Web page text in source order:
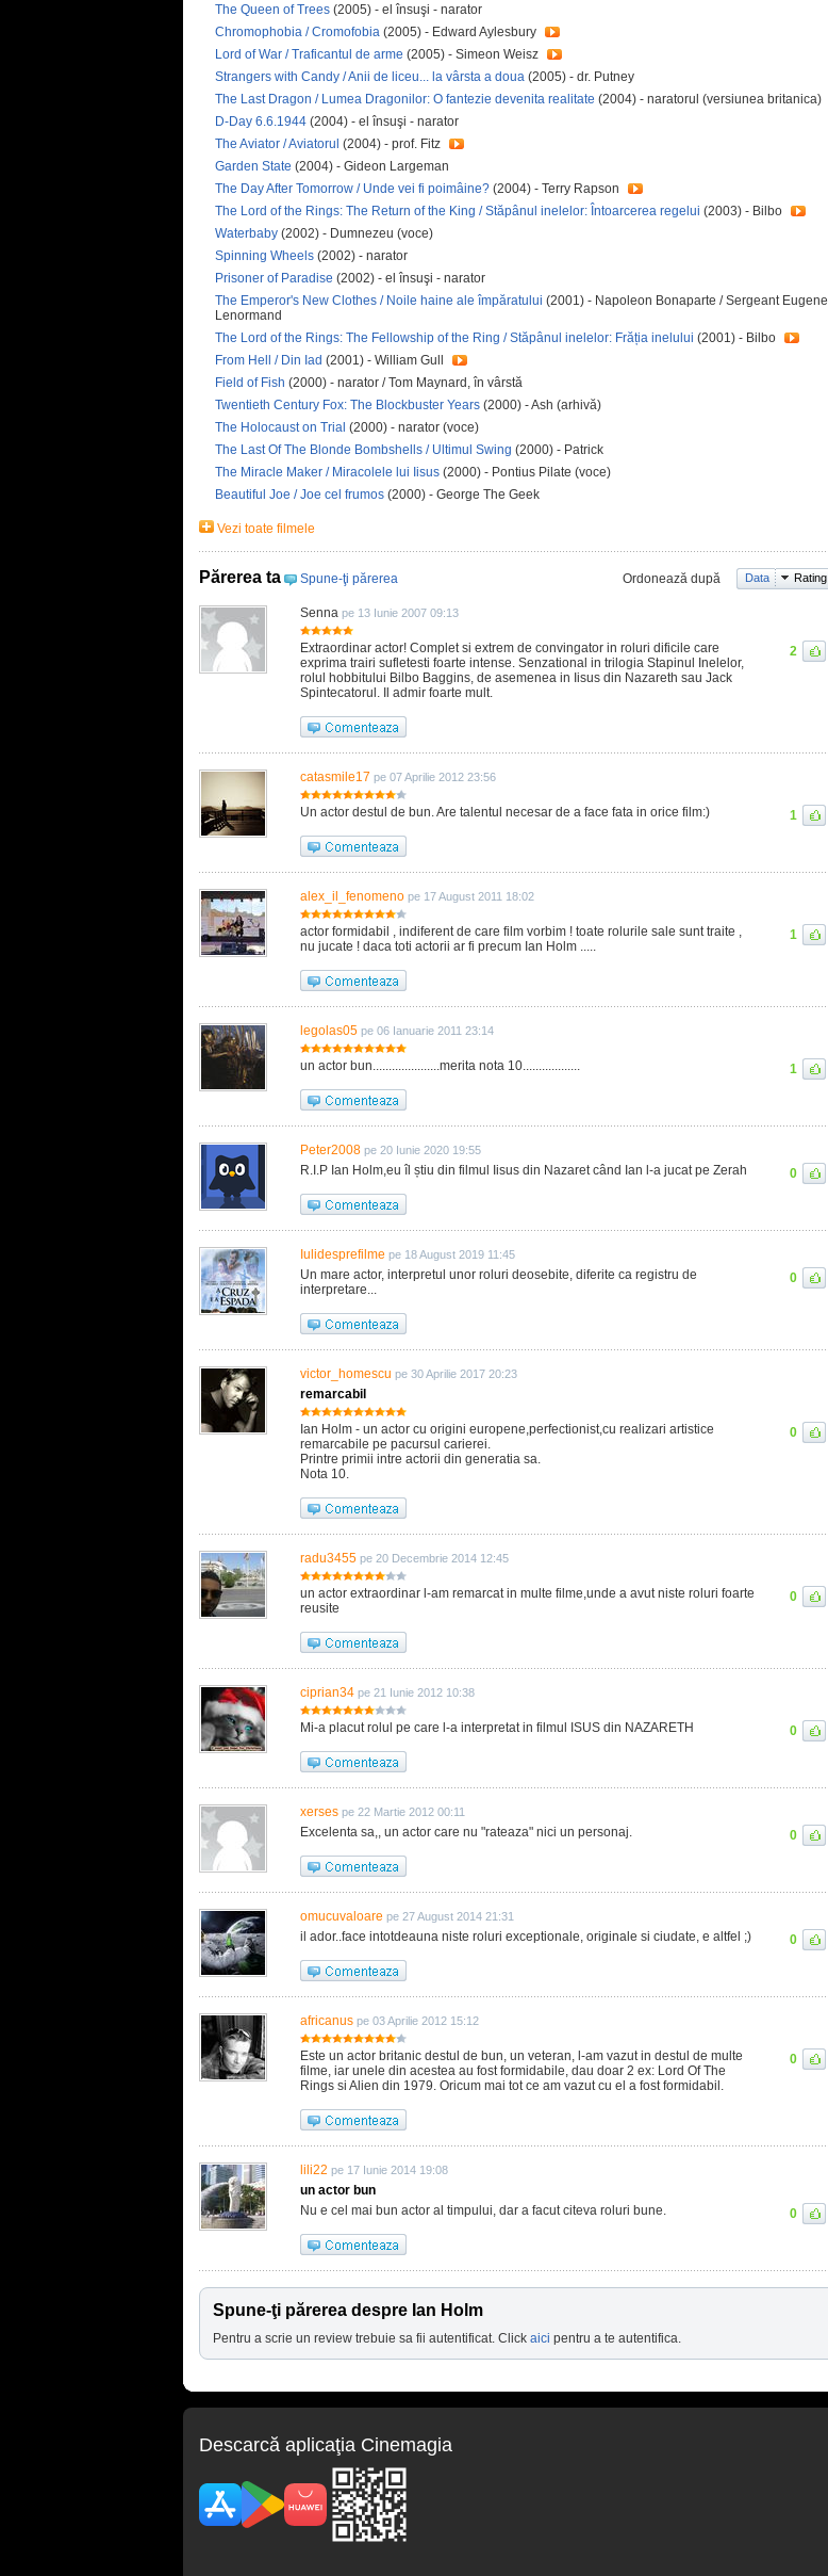
The Queen of Trees (2005) - el însuşi - narator
Chromophobia / Cromofobia (2005) - Edward Aylesbury
Lord of War / Traficantul de arme (2005) - Simeon Weisz
Strangers with Candy / Anii de liceu... la vârsta a doua (2005) - dr. Putney
The Last Dragon / Lumea Dragonilor: O fantezie devenita realitate (2004) - naratorul (versiunea britanica)
D-Day 6.6.1944 (2004) - el însuşi - narator
The Aviator / Aviatorul (2004) - prof. Fitz
Garden State (2004) - Gideon Largeman
The Day After Tomorrow / Unde vei fi poimâine? (2004) - Terry Rapson
The Lord of the Rings: The Return of the King / Stăpânul inelelor: Întoarcerea regelui (2003) - Bilbo
Waterbaby (2002) - Dumnezeu (voce)
Spinning Wheels (2002) - narator
Prisoner of Paradise (2002) - el însuşi - narator
The Emperor's New Clothes / Noile haine ale împăratului (2001) - Napoleon Bonaparte / Sergeant Eugene
Lenormand
The Lord of the Rings: The Fellowship of the Ring / Stăpânul inelelor: Frăția inelului (2001) - Bilbo
From Hell / Din Iad (2001) - William Gull
Field of Fish (2000) - narator / Tom Maynard, în vârstă
Twentieth Century Fox: The Blockbuster Years (2000) - Ash (arhivă)
The Holocaust on Trial (2000) - narator (voce)
The Last Of The Blonde Bombshells / Ultimul Swing (2000) - Patrick
The Miracle Maker / Miracolele lui Iisus (2000) - Pontius Pilate (voce)
Beautiful Joe / Joe cel frumos (2000) - George The Geek
Vezi toate filmele
Părerea ta Spune-ţi părerea Ordonează după Data Rating
Senna pe 13 Iunie 2007 09:13
Extraordinar actor! Complet si extrem de convingator in roluri dificile care
exprima trairi sufletesti foarte intense. Senzational in trilogia Stapinul Inelelor,
rolul hobbitului Bilbo Baggins, de asemenea in Iisus din Nazareth sau Jack
Spintecatorul. Il admir foarte mult.
2
catasmile17 pe 07 Aprilie 2012 23:56
Un actor destul de bun. Are talentul necesar de a face fata in orice film:) 1
alex_il_fenomeno pe 17 August 2011 18:02
actor formidabil , indiferent de care film vorbim ! toate rolurile sale sunt traite ,
nu jucate ! daca toti actorii ar fi precum Ian Holm .....
1
legolas05 pe 06 Ianuarie 2011 23:14
un actor bun.....................merita nota 10.................. 1
Peter2008 pe 20 Iunie 2020 19:55
R.I.P Ian Holm,eu îl știu din filmul Iisus din Nazaret când Ian l-a jucat pe Zerah 0
Iulidesprefilme pe 18 August 2019 11:45
Un mare actor, interpretul unor roluri deosebite, diferite ca registru de
interpretare...
0
victor_homescu pe 30 Aprilie 2017 20:23
remarcabil
Ian Holm - un actor cu origini europene,perfectionist,cu realizari artistice
remarcabile pe pacursul carierei.
Printre primii intre actorii din generatia sa.
Nota 10.
0
radu3455 pe 20 Decembrie 2014 12:45
un actor extraordinar l-am remarcat in multe filme,unde a avut niste roluri foarte
reusite
0
ciprian34 pe 21 Iunie 2012 10:38
Mi-a placut rolul pe care l-a interpretat in filmul ISUS din NAZARETH 0
xerses pe 22 Martie 2012 00:11
Excelenta sa,, un actor care nu "rateaza" nici un personaj. 0
omucuvaloare pe 27 August 2014 21:31
il ador..face intotdeauna niste roluri exceptionale, originale si ciudate, e altfel ;) 0
africanus pe 03 Aprilie 2012 15:12
Este un actor britanic destul de bun, un veteran, l-am vazut in destul de multe
filme, iar unele din acestea au fost formidabile, dau doar 2 ex: Lord Of The
Rings si Alien din 1979. Oricum mai tot ce am vazut cu el a fost formidabil.
0
lili22 pe 17 Iunie 2014 19:08
un actor bun
Nu e cel mai bun actor al timpului, dar a facut citeva roluri bune.
0
Spune-ţi părerea despre Ian Holm
Pentru a scrie un review trebuie sa fii autentificat. Click aici pentru a te autentifica.
Descarcă aplicaţia Cinemagia